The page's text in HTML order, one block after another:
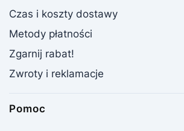
Czas i koszty dostawy
Metody płatności
Zgarnij rabat!
Zwroty i reklamacje
Pomoc